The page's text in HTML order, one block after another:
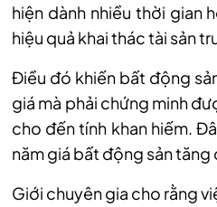
hiện dành nhiều thời gian
hiệu quả khai thác tài sản
Điều đó khiến bất động
giá mà phải chứng minh
cho đến tính khan hiếm.
năm giá bất động sản tăng
Giới chuyên gia cho rằng